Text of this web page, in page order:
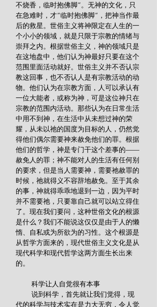
不烧香，临时抱佛脚”。无神的文化，只
在急难时，才“临时抱佛脚”，把神当作最
后的救星。世俗主义将神限定在人生的一
个小小的领域，就是只限于宗教的情绪与
崇拜之内。根据世俗主义，神的领域只是
在这地盘中，他们认为神最好只要在这个
范围里面活动就好。世俗主义并不否认宗
教这回事，也不否认人是有宗教活动的动
物。他们认为在宗教方面，人可以承认有
一位大能者，或称为神，可是这位神只在
宗教的范围内活动。那些认为在日常生活
中用不到神，在生活中从未想过神的荣
耀，从未以祂的国度为目标的人，仍然觉
得他们偶尔需要神来赦免他们的罪。根据
他们的哲学，神是专门干这个差事的——
赦免人的罪；神不能对人的生活有任何别
的要求，但是当人需要神，需要祂赦罪的
时候，祂就得义不容辞地赦免。至于其余
的事，神就得乖乖地退到一边，因为平时
并不需要祂，只要靠自己就可以站立得住
了。现在我们要问，这种世俗文化的根源
是什么？我们不能说这仅仅是由于人的懒
惰、自私或为所欲为的习性。这个根源是
从哲学方面来的，现代世俗主义文化是从
现代科学和现代哲学这两方面生长出来
的。
        科学让人自觉很有本事
代的科学与技术实在是力大无穷，令人觉